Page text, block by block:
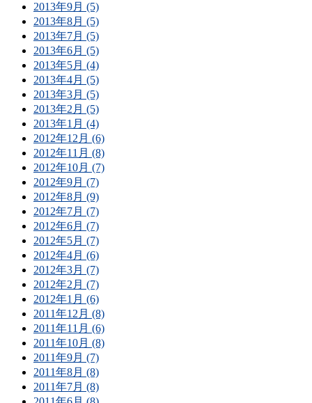
2013年9月 (5)
2013年8月 (5)
2013年7月 (5)
2013年6月 (5)
2013年5月 (4)
2013年4月 (5)
2013年3月 (5)
2013年2月 (5)
2013年1月 (4)
2012年12月 (6)
2012年11月 (8)
2012年10月 (7)
2012年9月 (7)
2012年8月 (9)
2012年7月 (7)
2012年6月 (7)
2012年5月 (7)
2012年4月 (6)
2012年3月 (7)
2012年2月 (7)
2012年1月 (6)
2011年12月 (8)
2011年11月 (6)
2011年10月 (8)
2011年9月 (7)
2011年8月 (8)
2011年7月 (8)